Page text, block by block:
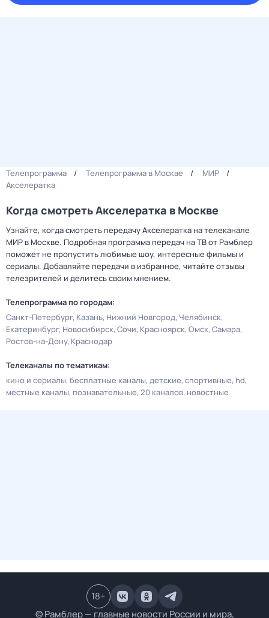
Телепрограмма Телепрограмма в Москве
МИР
Акселератка
Когда смотреть Акселератка в Москве
Узнайте, когда смотреть передачу Акселератка на телеканале
МИР в Москве. Подробная программа передач на ТВ от Рамблер
поможет не пропустить любимые шоу, интересные фильмы и
сериалы. Добавляйте передачи в избранное, читайте отзывы
телезрителей и делитесь своим мнением.
Телепрограмма по городам:
Санкт-Петербург Казань Нижний Новгород Челябинск
Екатеринбург Новосибирск Сочи Красноярск Омск Самара
Ростов-на-Дону Краснодар
Телеканалы по тематикам:
кино и сериалы бесплатные каналы детские спортивные hd
местные каналы познавательные 20 каналов новостные
© Рамблер — главные новости России и мира,
18+